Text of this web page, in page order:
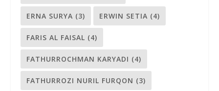
ERNA SURYA (3) ERWIN SETIA (4)
FARIS AL FAISAL (4)
FATHURROCHMAN KARYADI (4)
FATHURROZI NURIL FURQON (3)